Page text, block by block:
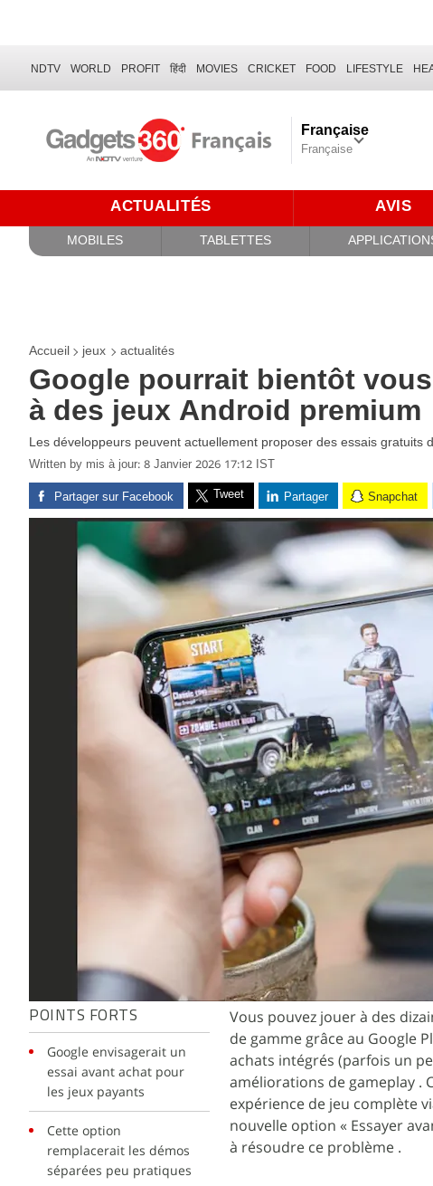
NDTV WORLD PROFIT हिंदी MOVIES CRICKET FOOD LIFESTYLE
Française
Française
ACTUALITÉS AVIS
MOBILES TABLETTES
Accueil jeux actualités
Google pourrait bientôt
à des jeux Android premium
Les développeurs peuvent actuellement proposer des essais gratuits
Written by mis à jour: 8 Janvier 2026 17:12 IST
Partager sur Facebook Tweet Partager Snapchat
POINTS FORTS
Google envisagerait un
essai avant achat pour
les jeux payants
Cette option
remplacerait les démos
séparées peu pratiques
Vous pouvez jouer à des
de gamme grâce au Google
achats intégrés (parfois un
améliorations de gameplay .
expérience de jeu complète
nouvelle option « Essayer
à résoudre ce problème .